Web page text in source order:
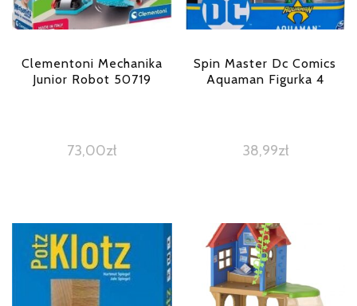
Clementoni Mechanika
Junior Robot 50719
73,00zł
Spin Master Dc Comics
Aquaman Figurka 4
38,99zł